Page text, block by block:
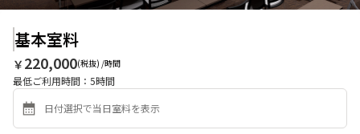
基本室料
￥ 220,000(税抜) /時間
最低ご利用時間： 5時間